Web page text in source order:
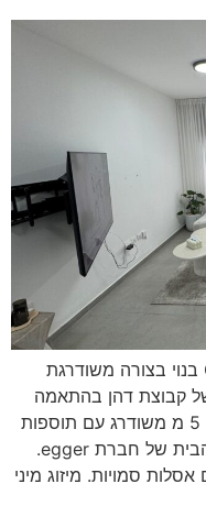
דירת 5 חדרים, בסגנון OPEN SPACE בנוי בצורה משודרגת
קבוצת דהן בהתאמה
אישית עם המון ארונות אחסון פלוס אי 5 מ משודרג עם תוספות
ו4 מקומות ישיבה. פרקט פישבון בכל הבית של חברת egger.
סמויות. מיזוג מיני